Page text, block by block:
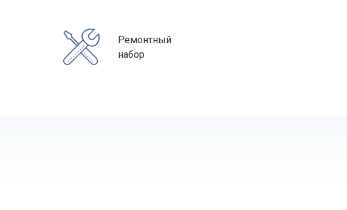
Ремонтный
набор